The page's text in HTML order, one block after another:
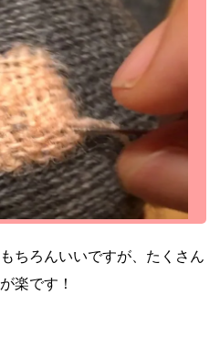
ちろんいいですが、たくさん
楽です！